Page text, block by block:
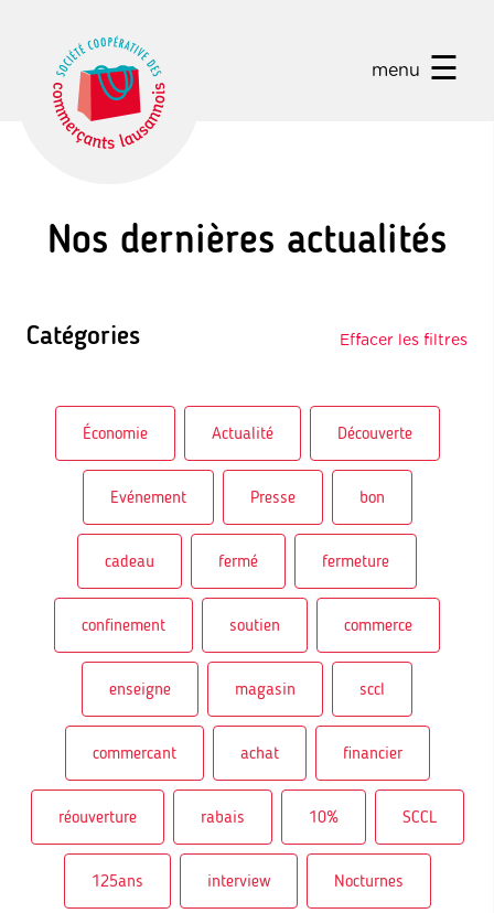
menu ☰
Nos dernières actualités
Catégories Effacer les filtres
Économie Actualité Découverte
Evénement Presse bon
cadeau fermé fermeture
confinement soutien commerce
enseigne magasin sccl
commercant achat financier
réouverture rabais 10% SCCL
125ans interview Nocturnes